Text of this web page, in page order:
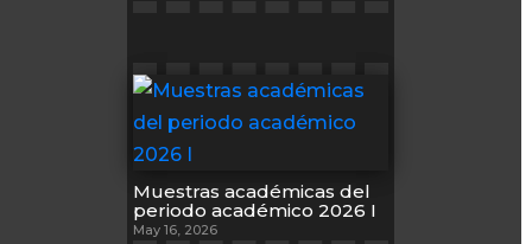
Muestras académicas del
periodo académico 2026 I
May 16, 2026